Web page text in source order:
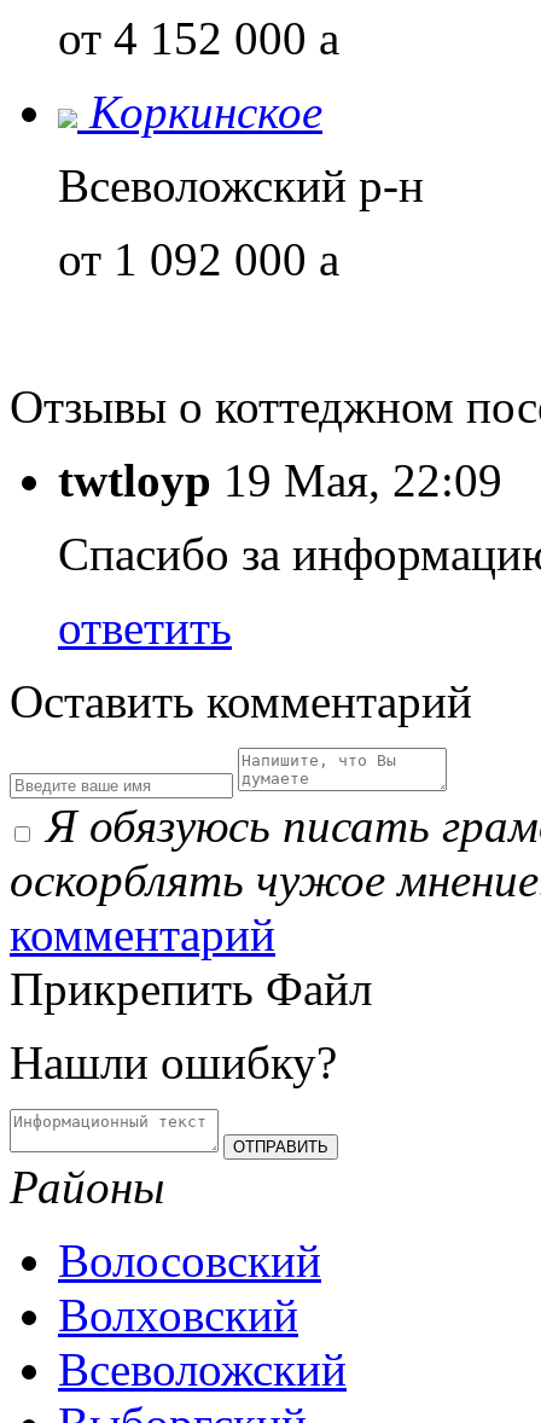
от 4 152 000 a
Коркинское
Всеволожский р-н
от 1 092 000 a
Отзывы о коттеджном
twtloyp 19 Мая, 22:09
Спасибо за
ответить
Оставить комментарий
Я обязуюсь писать
оскорблять чужое
комментарий
Прикрепить Файл
Нашли ошибку?
Районы
Волосовский
Волховский
Всеволожский